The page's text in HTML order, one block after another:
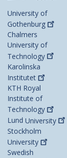
University of
Gothenburg
Chalmers
University of
Technology
Karolinska
Institutet
KTH Royal
Institute of
Technology
Lund University
Stockholm
University
Swedish